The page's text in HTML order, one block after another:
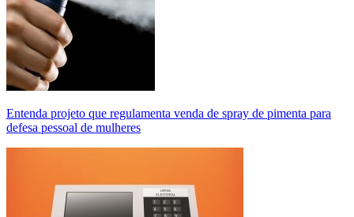
Entenda projeto que regulamenta venda de spray de pimenta para
defesa pessoal de mulheres